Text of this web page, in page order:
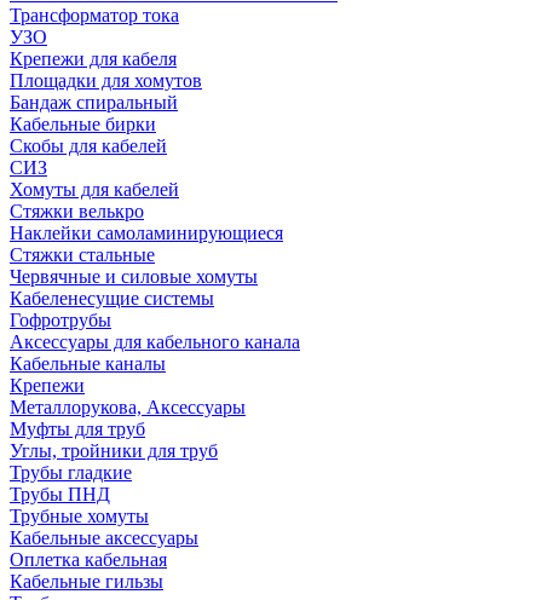
Трансформатор тока
УЗО
Крепежи для кабеля
Площадки для хомутов
Бандаж спиральный
Кабельные бирки
Cкобы для кабелей
СИЗ
Хомуты для кабелей
Стяжки велькро
Наклейки самоламинирующиеся
Стяжки стальные
Червячные и силовые хомуты
Кабеленесущие системы
Гофротрубы
Аксессуары для кабельного канала
Кабельные каналы
Крепежи
Металлорукова, Аксессуары
Муфты для труб
Углы, тройники для труб
Трубы гладкие
Трубы ПНД
Трубные хомуты
Кабельные аксессуары
Оплетка кабельная
Кабельные гильзы